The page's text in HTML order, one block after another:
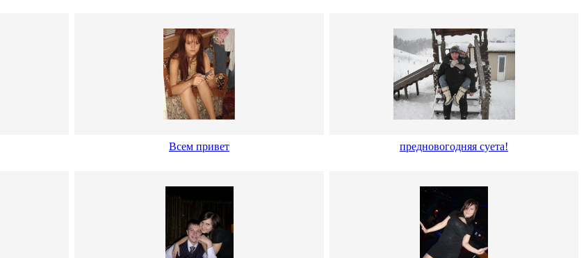
Всем привет предновогодняя суета!